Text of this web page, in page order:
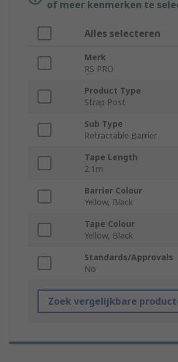
of meer kenmerken te
Alles selecteren
Merk
RS PRO
Product Type
Strap Post
Sub Type
Retractable Barrier
Tape Length
2.1m
Barrier Colour
Yellow, Black
Tape Colour
Yellow, Black
Standards/Approvals
No
Zoek vergelijkbare